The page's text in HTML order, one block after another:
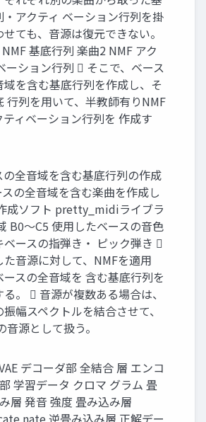
・アクティ ベーション行列を掛
せても、音源は復元できない。
基底行列 楽曲2 NMF アク
ーション行列  そこで、ベース
域を含む基底行列を作成し、そ
行列を用いて、半教師有りNMF
ティベーション行列を 作成す
の全音域を含む基底行列の作成
の全音域を含む楽曲を作成し
成ソフト pretty_midiライブラ
B0～C5 使用したベースの音色
ベースの指弾き・ ピック弾き 
た音源に対して、NMFを適用
ースの全音域を 含む基底行列を
。  音源が複数ある場合は、
幅スペクトルを結合させて、
音源として扱う。
デコーダ部 全結合 層 エンコ
学習データ クロマ グラム 畳
層 発音 強度 畳み込み層